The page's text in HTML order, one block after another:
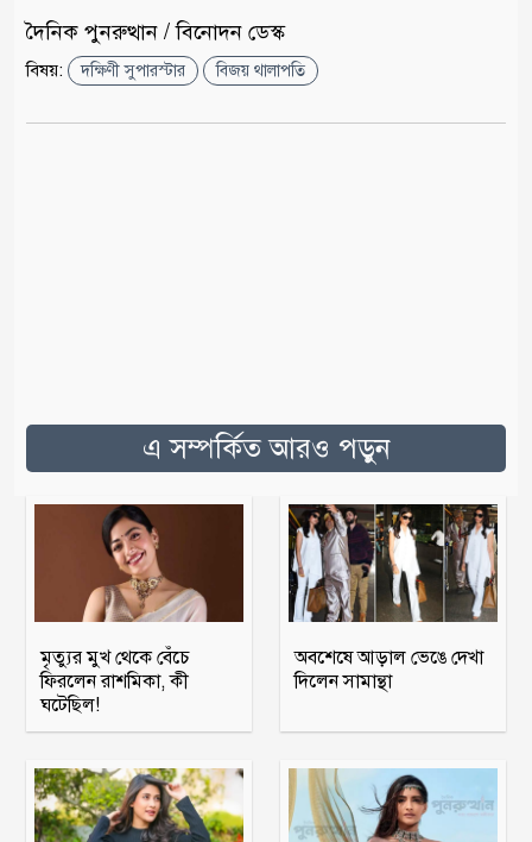
দৈনিক পুনরুত্থান / বিনোদন ডেস্ক
বিষয়: দক্ষিণী সুপারস্টার বিজয় থালাপতি
এ সম্পর্কিত আরও পড়ুন
মৃত্যুর মুখ থেকে বেঁচে
ফিরলেন রাশমিকা, কী
ঘটেছিল!
অবশেষে আড়াল ভেঙে দেখা
দিলেন সামান্থা